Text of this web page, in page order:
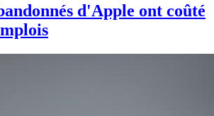
d'Apple ont coûté